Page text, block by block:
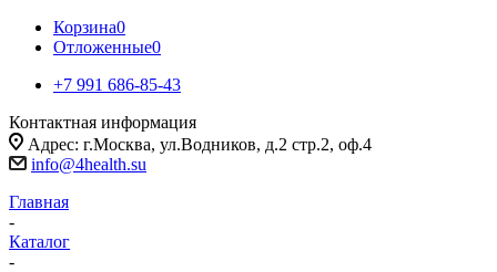
Корзина0
Отложенные0
+7 991 686-85-43
Контактная информация
Адрес: г.Москва, ул.Водников, д.2 стр.2, оф.4
info@4health.su
Главная
-
Каталог
-